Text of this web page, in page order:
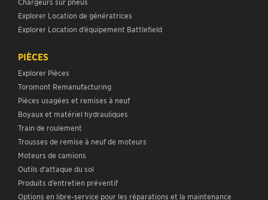
Explorer Location de génératrices
Explorer Location d’équipement Battlefield
PIÈCES
Explorer Pièces
Toromont Remanufacturing
Pièces usagées et remises à neuf
Boyaux et matériel hydrauliques
Train de roulement
Trousses de remise à neuf de moteurs
Moteurs de camions
Outils d’attaque du sol
Produits d’entretien préventif
Options en libre-service pour les réparations et la maintenance